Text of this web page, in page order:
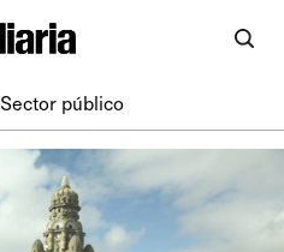
Sector público